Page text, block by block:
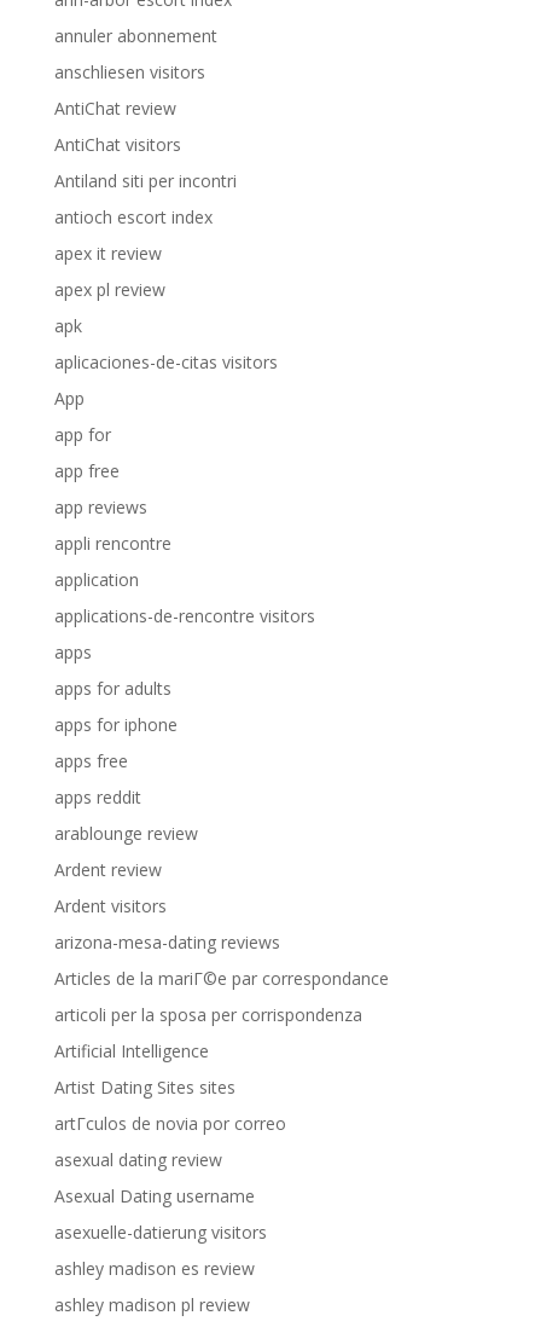
annuler abonnement
anschliesen visitors
AntiChat review
AntiChat visitors
Antiland siti per incontri
antioch escort index
apex it review
apex pl review
apk
aplicaciones-de-citas visitors
App
app for
app free
app reviews
appli rencontre
application
applications-de-rencontre visitors
apps
apps for adults
apps for iphone
apps free
apps reddit
arablounge review
Ardent review
Ardent visitors
arizona-mesa-dating reviews
Articles de la mariГ©e par correspondance
articoli per la sposa per corrispondenza
Artificial Intelligence
Artist Dating Sites sites
artГ­culos de novia por correo
asexual dating review
Asexual Dating username
asexuelle-datierung visitors
ashley madison es review
ashley madison pl review